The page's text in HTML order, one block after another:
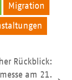
Migration
Rückblick:
am 21.